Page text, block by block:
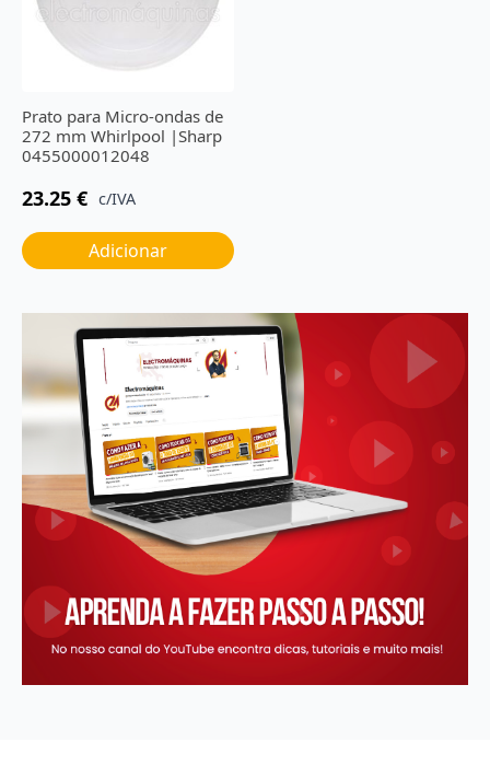
Prato para Micro-ondas de
272 mm Whirlpool |Sharp
0455000012048
23.25 € c/IVA
Adicionar